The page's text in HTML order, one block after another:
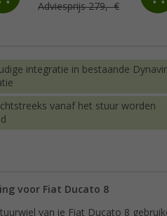
Adviesprijs 279,- €
integratie in bestaande
vanaf het stuur worden
voor Fiat Ducato 8
van je Fiat Ducato 8